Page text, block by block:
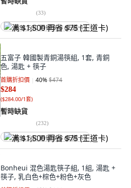
(33)
满 $1,500 再省 $75 (王道卡)
五富子 韓國製青銅湯筷組, 1套, 青銅
色, 湯匙 + 筷子
首購折扣價 40%$474
$284
($284.00/1套)
暫時缺貨
(232)
满 $1,500 再省 $75 (王道卡)
Bonheui 混色湯匙筷子組, 1組, 湯匙 +
筷子, 乳白色+棕色+粉色+灰色